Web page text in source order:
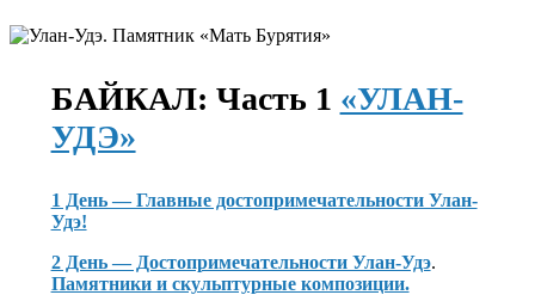
БАЙКАЛ: Часть 1 «УЛАН-
УДЭ»
1 День — Главные достопримечательности Улан-
Удэ!
2 День — Достопримечательности Улан-Удэ.
Памятники и скульптурные композиции.